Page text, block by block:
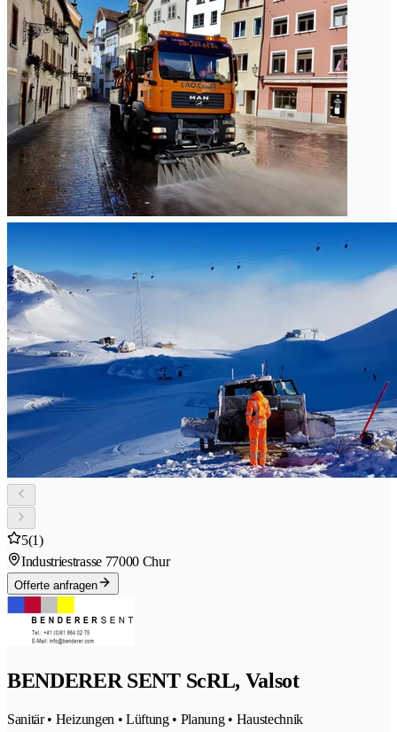
5(1)
Industriestrasse 77000 Chur
Offerte anfragen
BENDERER SENT ScRL, Valsot
Sanitär • Heizungen • Lüftung • Planung • Haustechnik